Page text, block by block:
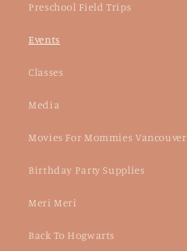
Preschool Field Trips
Events
Classes
Media
Movies For Mommies Vancouver
Birthday Party Supplies
Meri Meri
Back To Hogwarts